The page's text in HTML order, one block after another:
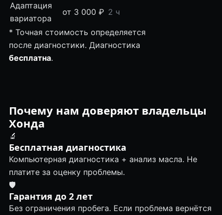
Адаптация
вариатора
от 3 000 ₽ 2 ч
* Точная стоимость определяется
после диагностики. Диагностика
бесплатна.
Почему нам доверяют владельцы
Хонда
🔬
Бесплатная диагностика
Компьютерная диагностика + анализ масла. Не
платите за оценку проблемы.
🛡
Гарантия до 2 лет
Без ограничения пробега. Если проблема вернётся